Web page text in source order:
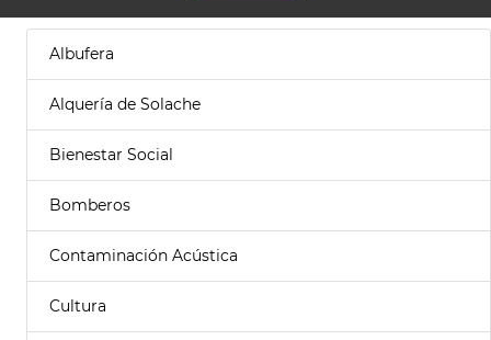
Albufera
Alquería de Solache
Bienestar Social
Bomberos
Contaminación Acústica
Cultura